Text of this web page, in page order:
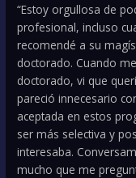
“Estoy orgullosa de
profesional, incluso
recomendé a su
doctorado. Cuando
doctorado, vi que
pareció innecesario
aceptada en estos
ser más selectiva y
interesaba.
mucho que me